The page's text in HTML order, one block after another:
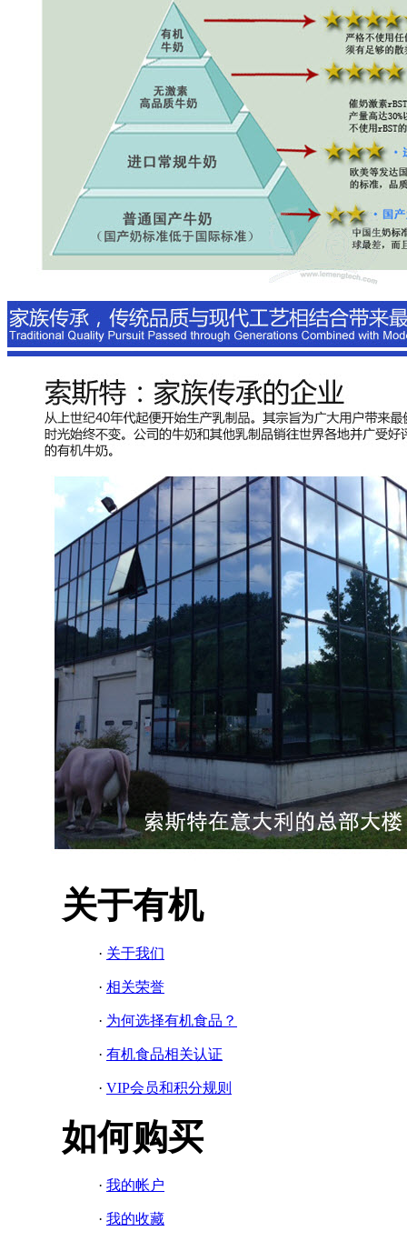
关于有机
· 关于我们
· 相关荣誉
· 为何选择有机食品？
· 有机食品相关认证
· VIP会员和积分规则
如何购买
· 我的帐户
· 我的收藏